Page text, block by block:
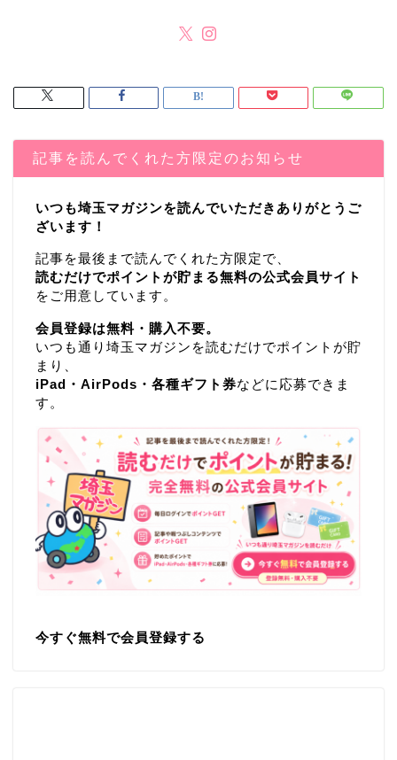
記事を読んでくれた方限定のお知らせ
いつも埼玉マガジンを読んでいただきありがとうご
ざいます！
記事を最後まで読んでくれた方限定で、
読むだけでポイントが貯まる無料の公式会員サイト
をご用意しています。
会員登録は無料・購入不要。
いつも通り埼玉マガジンを読むだけでポイントが貯
まり、
iPad・AirPods・各種ギフト券などに応募できま
す。
今すぐ無料で会員登録する